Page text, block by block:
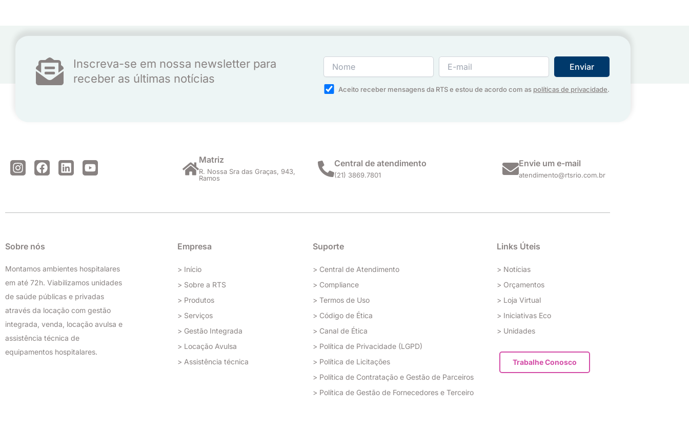
Inscreva-se em nossa newsletter para
receber as últimas notícias
Aceito receber mensagens da RTS e estou de acordo com as políticas de privacidade.
I
n
a
a
F
a
b
k
L
i
e
Y
o
u
Matriz
R. Nossa Sra das Graças, 943,
Ramos
Central de atendimento
(21) 3869.7801
Envie um e-mail
atendimento@rtsrio.com.br
Sobre nós
Montamos ambientes hospitalares
em até 72h. Viabilizamos unidades
de saúde públicas e privadas
através da locação com gestão
integrada, venda, locação avulsa e
assistência técnica de
equipamentos hospitalares.
Empresa
> Início
> Sobre a RTS
> Produtos
> Serviços
> Gestão Integrada
> Locação Avulsa
> Assistência técnica
Suporte
> Central de Atendimento
> Compliance
> Termos de Uso
> Código de Ética
> Canal de Ética
> Política de Privacidade (LGPD)
> Política de Licitações
> Política de Contratação e Gestão de Parceiros
> Política de Gestão de Fornecedores e Terceiro
Links Úteis
> Notícias
> Orçamentos
> Loja Virtual
> Iniciativas Eco
> Unidades
Trabalhe Conosco